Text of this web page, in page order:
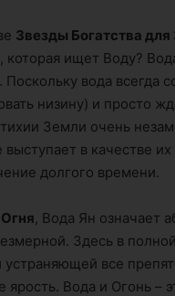
Звезды Богатства
ищет Воду?
вода
низину) и просто
Земли очень
в качестве
долгого времени.
, Вода Ян означает
Здесь в
все
ярость. Вода и Огонь